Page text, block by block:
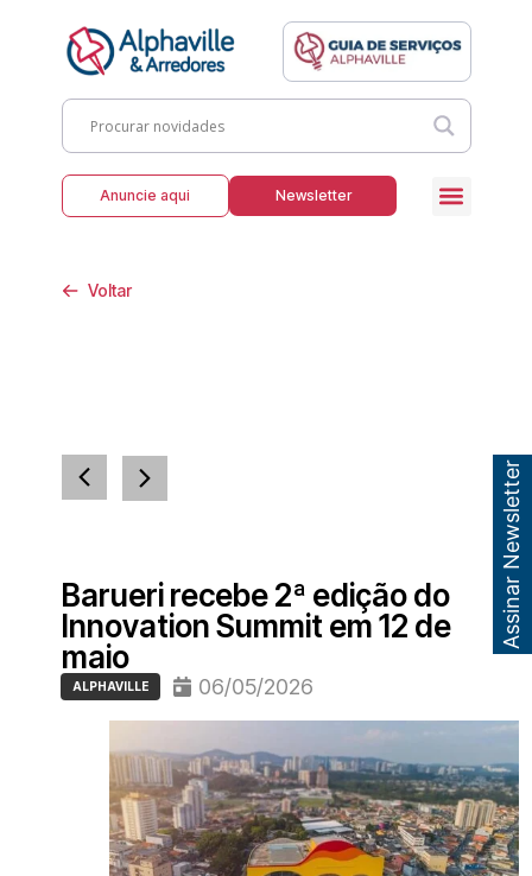
Anuncie aqui Newsletter
Voltar
Barueri recebe 2ª edição do
Innovation Summit em 12 de
maio
ALPHAVILLE 06/05/2026
Assinar Newsletter